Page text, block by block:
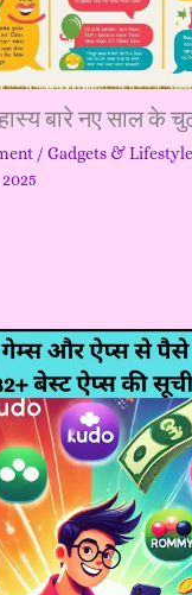
बारे नए साल के
/ Gadgets & Lifestyle